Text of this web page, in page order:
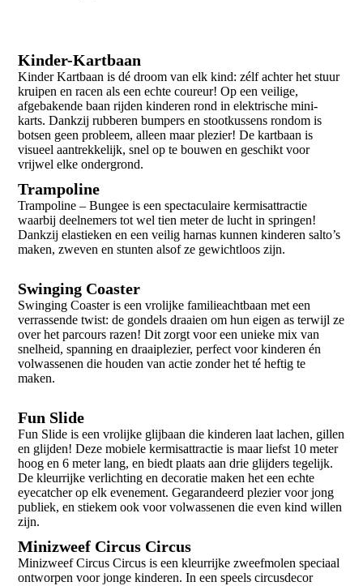
Kinder-Kartbaan
Kinder Kartbaan is dé droom van elk kind: zélf achter het stuur
kruipen en racen als een echte coureur! Op een veilige,
afgebakende baan rijden kinderen rond in elektrische mini-
karts. Dankzij rubberen bumpers en stootkussens rondom is
botsen geen probleem, alleen maar plezier! De kartbaan is
visueel aantrekkelijk, snel op te bouwen en geschikt voor
vrijwel elke ondergrond.
Trampoline
Trampoline – Bungee is een spectaculaire kermisattractie
waarbij deelnemers tot wel tien meter de lucht in springen!
Dankzij elastieken en een veilig harnas kunnen kinderen salto’s
maken, zweven en stunten alsof ze gewichtloos zijn.
Swinging Coaster
Swinging Coaster is een vrolijke familieachtbaan met een
verrassende twist: de gondels draaien om hun eigen as terwijl ze
over het parcours razen! Dit zorgt voor een unieke mix van
snelheid, spanning en draaiplezier, perfect voor kinderen én
volwassenen die houden van actie zonder het té heftig te
maken.
Fun Slide
Fun Slide is een vrolijke glijbaan die kinderen laat lachen, gillen
en glijden! Deze mobiele kermisattractie is maar liefst 10 meter
hoog en 6 meter lang, en biedt plaats aan drie glijders tegelijk.
De kleurrijke verlichting en decoratie maken het een echte
eyecatcher op elk evenement. Gegarandeerd plezier voor jong
publiek, en stiekem ook voor volwassenen die even kind willen
zijn.
Minizweef Circus Circus
Minizweef Circus Circus is een kleurrijke zweefmolen speciaal
ontworpen voor jonge kinderen. In een speels circusdecor